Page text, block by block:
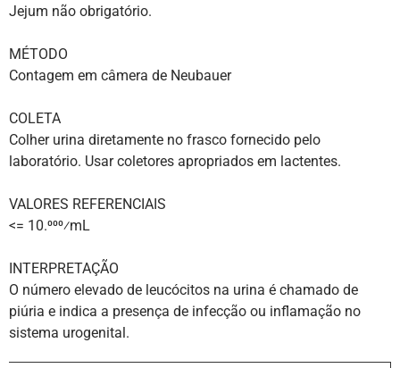
Jejum não obrigatório.
MÉTODO
Contagem em câmera de Neubauer
COLETA
Colher urina diretamente no frasco fornecido pelo
laboratório. Usar coletores apropriados em lactentes.
VALORES REFERENCIAIS
<= 10.000⁄mL
INTERPRETAÇÃO
O número elevado de leucócitos na urina é chamado de
piúria e indica a presença de infecção ou inflamação no
sistema urogenital.